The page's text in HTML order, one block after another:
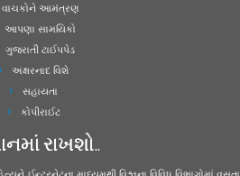
વાચકોને આમંત્રણ
આપણા સામયિકો
ગુજરાતી ટાઈપપેડ
અક્ષરનાદ વિશે
સહાયતા
કોપીરાઈટ
રાખશો..